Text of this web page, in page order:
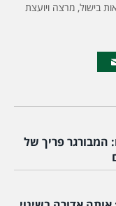
בישול, מרצה ויועצת
המבורגר פריך של